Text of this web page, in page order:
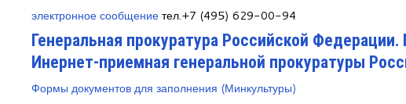
электронное сообщениетел.+7 (495) 629-00-94
Генеральная прокуратура Российской
Инернет-приемная генеральной прокуратуры
Формы документов для заполнения (Минкультуры)